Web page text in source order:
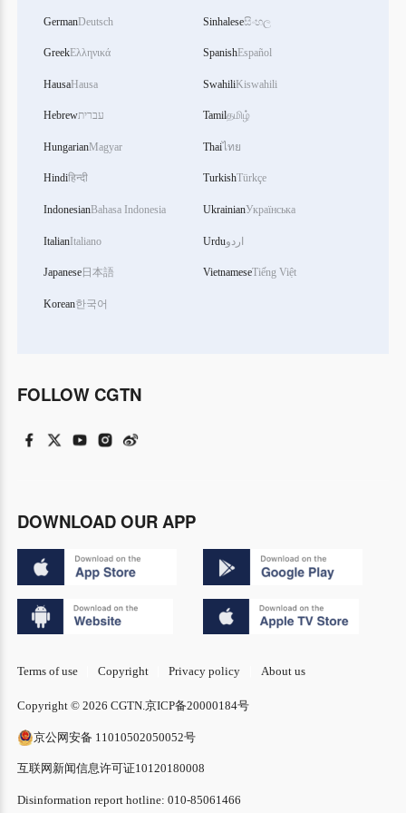
GermanDeutsch
GreekΕλληνικά
HausaHausa
Hebrewעברית
HungarianMagyar
Hindiहिन्दी
IndonesianBahasa Indonesia
ItalianItaliano
Japanese日本語
Korean한국어
Sinhaleseසිංහල
SpanishEspañol
SwahiliKiswahili
Tamilதமிழ்
Thaiไทย
TurkishTürkçe
UkrainianУкраїнська
Urduاردو
VietnameseTiếng Việt
FOLLOW CGTN
DOWNLOAD OUR APP
Terms of use Copyright Privacy policy About us
Copyright © 2026 CGTN.京ICP备20000184号
京公网安备 11010502050052号
互联网新闻信息许可证10120180008
Disinformation report hotline: 010-85061466